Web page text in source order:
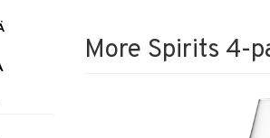
More Spirits 4-